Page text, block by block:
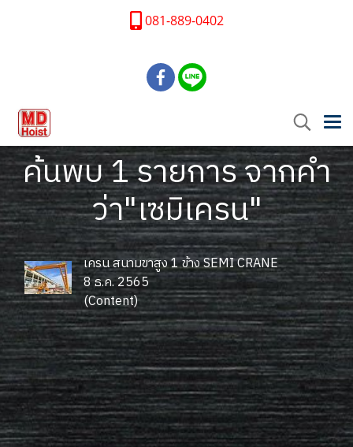
081-889-0402
ค้นพบ 1 รายการ จากคำ
ว่า"เซมิเครน"
เครน สนามขาสูง 1 ข้าง SEMI CRANE
8 ธ.ค. 2565
(Content)